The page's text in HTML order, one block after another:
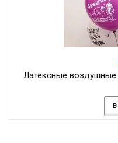
Латексные воздушные